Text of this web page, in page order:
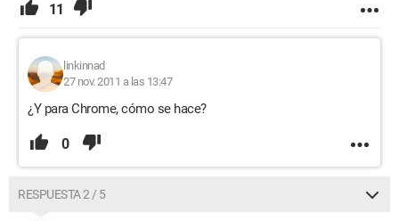
11
linkinnad
27 nov. 2011 a las 13:47
¿Y para Chrome, cómo se hace?
0
RESPUESTA 2 / 5